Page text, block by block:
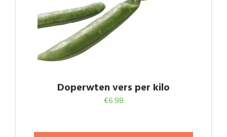
Doperwten vers per kilo
€6.98